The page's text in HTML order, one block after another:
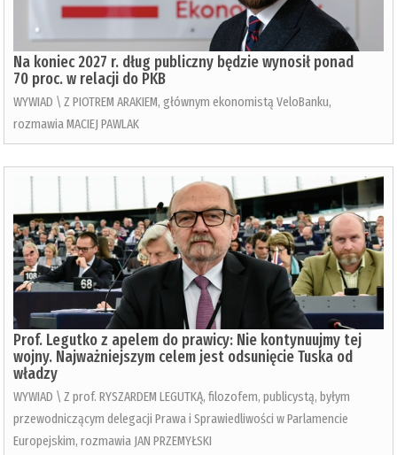
Na koniec 2027 r. dług publiczny będzie wynosił ponad
70 proc. w relacji do PKB
WYWIAD \ Z PIOTREM ARAKIEM, głównym ekonomistą VeloBanku,
rozmawia MACIEJ PAWLAK
Prof. Legutko z apelem do prawicy: Nie kontynuujmy tej
wojny. Najważniejszym celem jest odsunięcie Tuska od
władzy
WYWIAD \ Z prof. RYSZARDEM LEGUTKĄ, filozofem, publicystą, byłym
przewodniczącym delegacji Prawa i Sprawiedliwości w Parlamencie
Europejskim, rozmawia JAN PRZEMYŁSKI